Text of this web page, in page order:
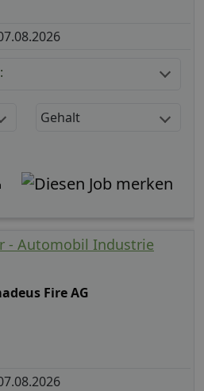
Gehalt
- Automobil Industrie
Fire AG